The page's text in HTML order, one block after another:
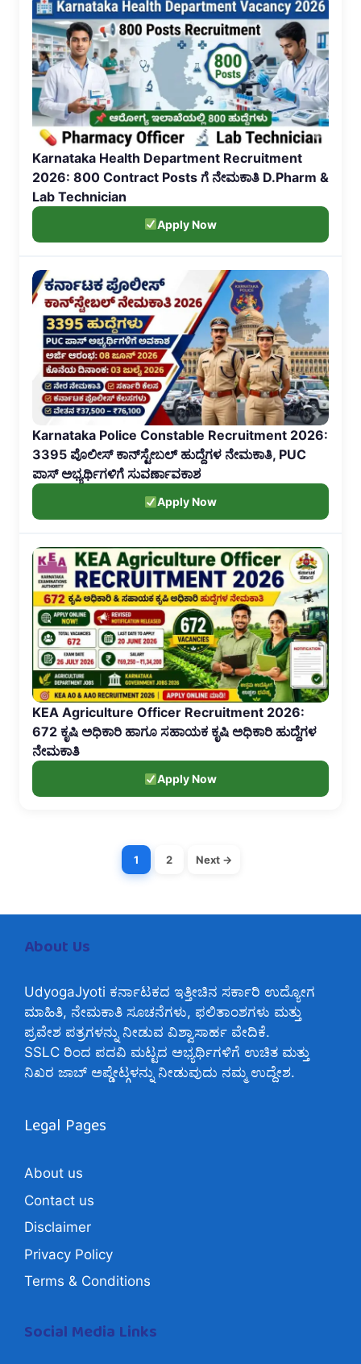
Karnataka Health Department Recruitment
2026: 800 Contract Posts ಗೆ ನೇಮಕಾತಿ D.Pharm &
Lab Technician
Apply Now
Karnataka Police Constable Recruitment 2026:
3395 ಪೊಲೀಸ್ ಕಾನ್‌ಸ್ಟೇಬಲ್ ಹುದ್ದೆಗಳ ನೇಮಕಾತಿ, PUC
ಪಾಸ್ ಅಭ್ಯರ್ಥಿಗಳಿಗೆ ಸುವರ್ಣಾವಕಾಶ
Apply Now
KEA Agriculture Officer Recruitment 2026:
672 ಕೃಷಿ ಅಧಿಕಾರಿ ಹಾಗೂ ಸಹಾಯಕ ಕೃಷಿ ಅಧಿಕಾರಿ ಹುದ್ದೆಗಳ
ನೇಮಕಾತಿ
Apply Now
1 2 Next →
About Us
UdyogaJyoti ಕರ್ನಾಟಕದ ಇತ್ತೀಚಿನ ಸರ್ಕಾರಿ ಉದ್ಯೋಗ
ಮಾಹಿತಿ, ನೇಮಕಾತಿ ಸೂಚನೆಗಳು, ಫಲಿತಾಂಶಗಳು ಮತ್ತು
ಪ್ರವೇಶ ಪತ್ರಗಳನ್ನು ನೀಡುವ ವಿಶ್ವಾಸಾರ್ಹ ವೇದಿಕೆ.
SSLC ರಿಂದ ಪದವಿ ಮಟ್ಟದ ಅಭ್ಯರ್ಥಿಗಳಿಗೆ ಉಚಿತ ಮತ್ತು
ನಿಖರ ಜಾಬ್ ಅಪ್ಡೇಟ್ಗಳನ್ನು ನೀಡುವುದು ನಮ್ಮ ಉದ್ದೇಶ.
Legal Pages
About us
Contact us
Disclaimer
Privacy Policy
Terms & Conditions
Social Media Links